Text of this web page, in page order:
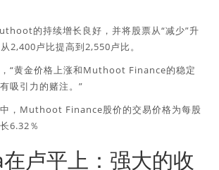
的持续增长良好，并将股票从“减少”升
2,400卢比提高到2,550卢比。
“黄金价格上涨和Muthoot Finance的稳定
吸引力的赌注。”
，Muthoot Finance股价的交易价格为每股
6.32％
卢平上：强大的收